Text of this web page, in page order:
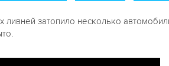
ливней затопило несколько